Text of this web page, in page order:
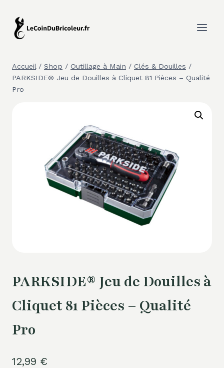
contenu
Accueil / Shop / Outillage à Main / Clés & Douilles /
PARKSIDE® Jeu de Douilles à Cliquet 81 Pièces – Qualité
Pro
PARKSIDE® Jeu de Douilles à
Cliquet 81 Pièces – Qualité
Pro
12,99 €